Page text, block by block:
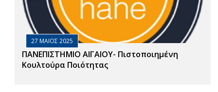
27 ΜΑΙΟΣ 2025
ΠΑΝΕΠΙΣΤΗΜΙΟ ΑΙΓΑΙΟΥ- Πιστοποιημένη
Κουλτούρα Ποιότητας